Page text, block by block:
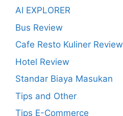
AI EXPLORER
Bus Review
Cafe Resto Kuliner Review
Hotel Review
Standar Biaya Masukan
Tips and Other
Tips E-Commerce